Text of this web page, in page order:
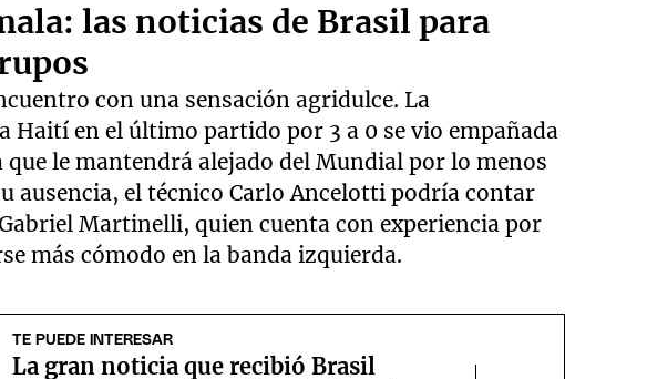
las noticias de Brasil para
con una sensación agridulce. La
en el último partido por 3 a 0 se vio empañada
le mantendrá alejado del Mundial por lo menos
ausencia, el técnico Carlo Ancelotti podría contar
Martinelli, quien cuenta con experiencia por
más cómodo en la banda izquierda.
TE PUEDE INTERESAR
La gran noticia que recibió Brasil